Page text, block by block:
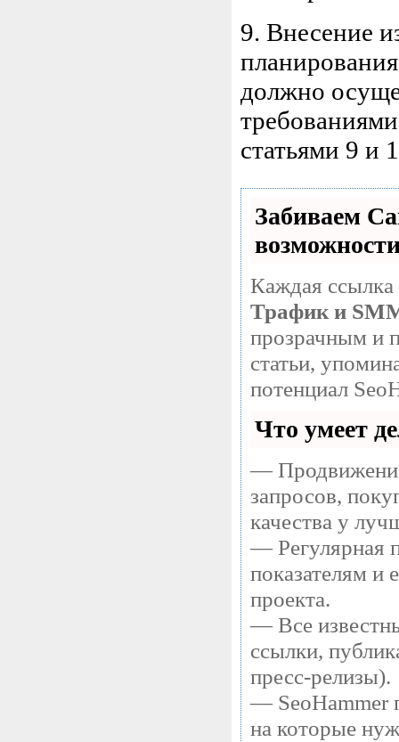
9. Внесение
должно
статьями 9 и
Забиваем
Каждая ссылка
Трафик и
прозрачным и
статьи,
потенциал
Что умеет
—
запросов,
качества у
— Регулярная
показателям и
проекта.
— Все
ссылки,
пресс-релизы).
— SeoHammer
на которые